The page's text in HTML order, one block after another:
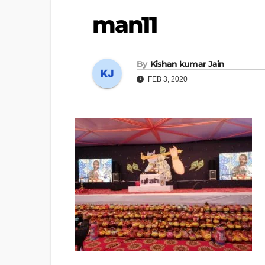
man11
By Kishan kumar Jain
FEB 3, 2020